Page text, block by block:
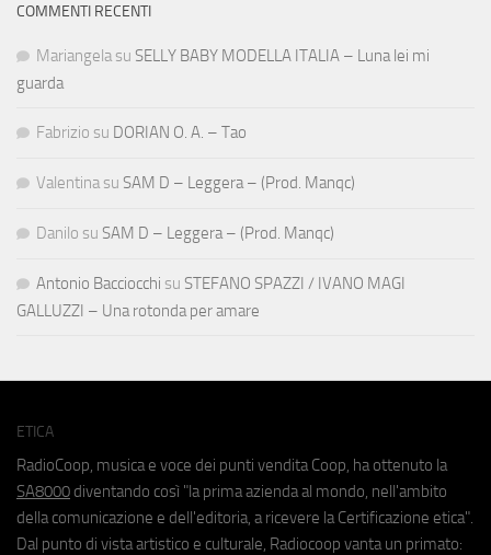
COMMENTI RECENTI
Mariangela su SELLY BABY MODELLA ITALIA – Luna lei mi
guarda
Fabrizio su DORIAN O. A. – Tao
Valentina su SAM D – Leggera – (Prod. Manqc)
Danilo su SAM D – Leggera – (Prod. Manqc)
Antonio Bacciocchi su STEFANO SPAZZI / IVANO MAGI
GALLUZZI – Una rotonda per amare
ETICA
RadioCoop, musica e voce dei punti vendita Coop, ha ottenuto la
SA8000 diventando così "la prima azienda al mondo, nell'ambito
della comunicazione e dell'editoria, a ricevere la Certificazione etica".
Dal punto di vista artistico e culturale, Radiocoop vanta un primato: